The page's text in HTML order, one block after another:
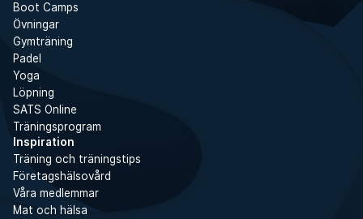
Boot Camps
Övningar
Gymträning
Padel
Yoga
Löpning
SATS Online
Träningsprogram
Inspiration
Träning och träningstips
Företagshälsovård
Våra medlemmar
Mat och hälsa